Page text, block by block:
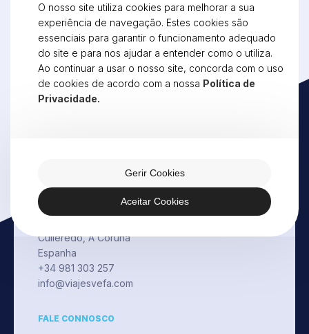
Rua de Oliveira Monteiro, 1058
4250-357 Porto
Portugal
+351 225 491 512
porto@vefatravel.pt
Vila Nova de Cerveira
geral@vefatravel.pt
Corunha
Paseo Fernando II, Local 1
Culleredo, A Coruña
Espanha
+34 981 303 257
info@viajesvefa.com
FALE CONNOSCO
O nosso site utiliza cookies para melhorar a sua
experiência de navegação. Estes cookies são
essenciais para garantir o funcionamento adequado
do site e para nos ajudar a entender como o utiliza.
Ao continuar a usar o nosso site, concorda com o uso
de cookies de acordo com a nossa Política de
Privacidade.
Gerir Cookies
Aceitar Cookies